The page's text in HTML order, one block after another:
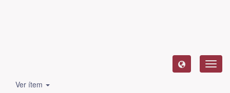
Ver ítem